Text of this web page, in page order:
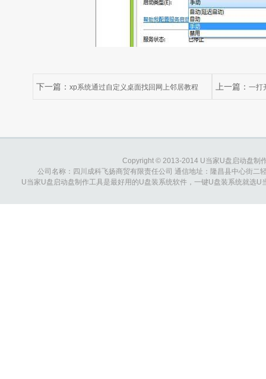
下一篇： xp系统通过自定义桌面找回网上邻居教程 上一篇： 一打
Copyright © 2013-2014 U当家U盘启动盘制
公司名称：四川成科飞扬商贸有限责任公司 通信地址：隆昌县中心街
U当家U盘启动盘制作工具是最好用的U盘装系统软件，一键U盘装系统就选